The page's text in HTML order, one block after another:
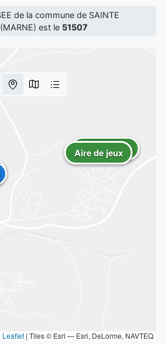
de la commune de SAINTE
est le 51507
Aire de jeux
Aire de jeux
Leaflet | Tiles © Esri — Esri, DeLorme, NAVTEQ